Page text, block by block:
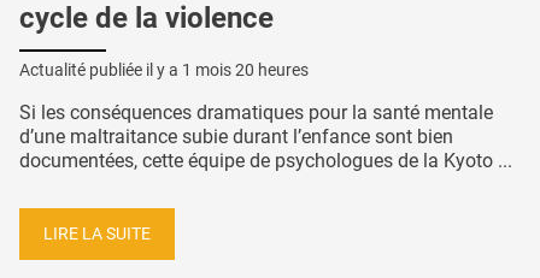
cycle de la violence
Actualité publiée il y a 1 mois 20 heures
Si les conséquences dramatiques pour la santé mentale
d’une maltraitance subie durant l’enfance sont bien
documentées, cette équipe de psychologues de la Kyoto ...
LIRE LA SUITE